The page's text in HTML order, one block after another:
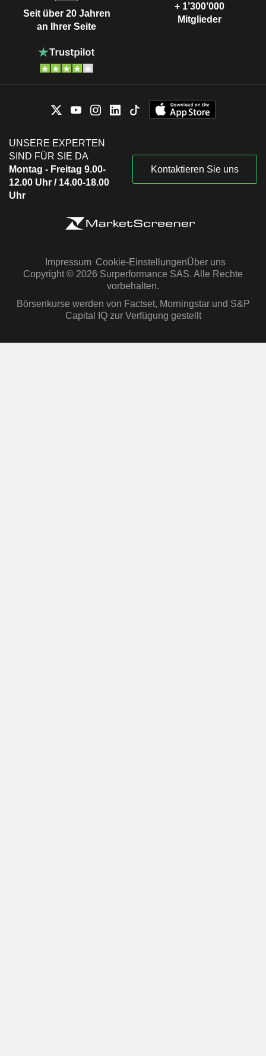
Seit über 20 Jahren
an Ihrer Seite
+ 1’300’000
Mitglieder
UNSERE EXPERTEN
SIND FÜR SIE DA
Montag - Freitag 9.00-
12.00 Uhr / 14.00-18.00
Uhr
Kontaktieren Sie uns
Impressum Cookie-EinstellungenÜber uns
Copyright © 2026 Surperformance SAS. Alle Rechte
vorbehalten.
Börsenkurse werden von Factset, Morningstar und S&P
Capital IQ zur Verfügung gestellt